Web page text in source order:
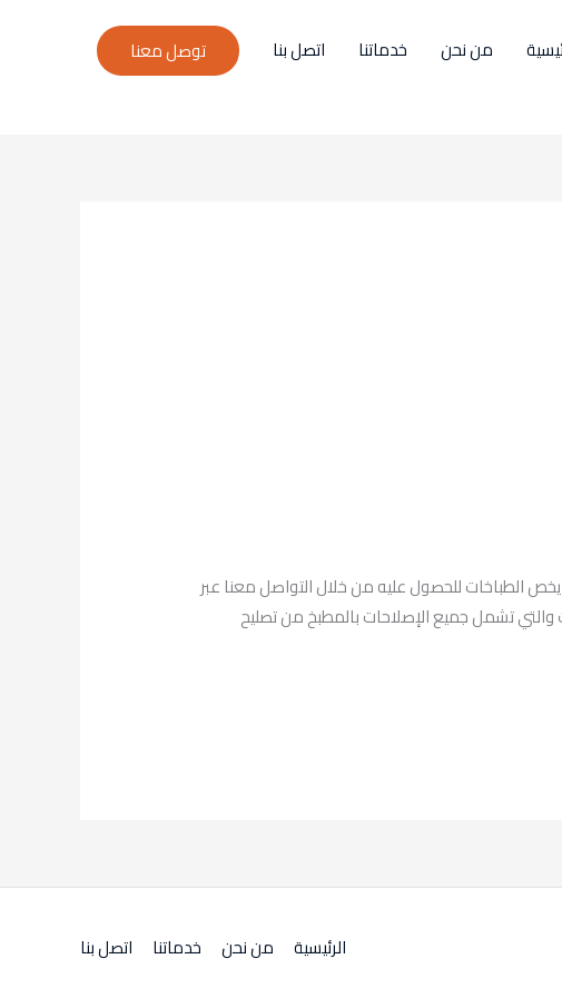
من نحن خدماتنا اتصل بنا
توصل معنا
الطباخات للحصول عليه من خلال التواصل معنا عبر
والتي تشمل جميع الإصلاحات بالمطبخ من تصليح
الرئيسية من نحن خدماتنا اتصل بنا